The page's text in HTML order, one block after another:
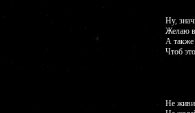
Ну,
Желаю
А также
Чтоб
Не